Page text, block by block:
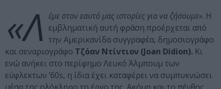
«Λ έμε στον εαυτό μας ιστορίες για να ζήσουμε». Η
εμβληματική αυτή φράση προέρχεται από
την Αμερικανίδα συγγραφέα, δημοσιογράφο
και σεναριογράφο Τζόαν Ντίντιον (Joan Didion). Κι
ενώ ανήκει στο περίφημο Λευκό Άλμπουμ των
εύφλεκτων ’60s, η ίδια έχει καταφέρει να συμπυκνώσει